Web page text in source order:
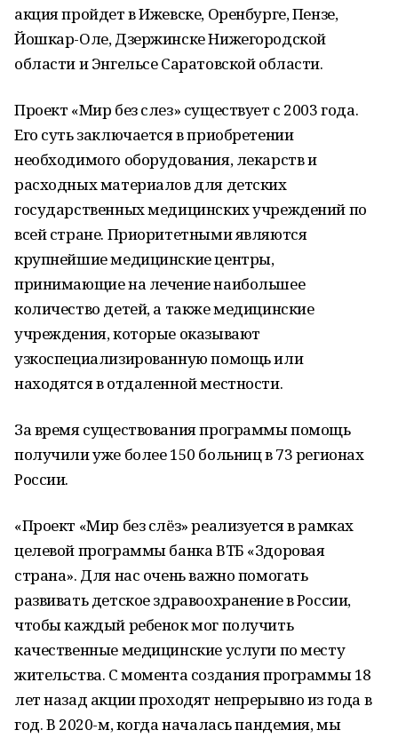
акция пройдет в Ижевске, Оренбурге, Пензе,
Йошкар-Оле, Дзержинске Нижегородской
области и Энгельсе Саратовской области.
Проект «Мир без слез» существует с 2003 года.
Его суть заключается в приобретении
необходимого оборудования, лекарств и
расходных материалов для детских
государственных медицинских учреждений по
всей стране. Приоритетными являются
крупнейшие медицинские центры,
принимающие на лечение наибольшее
количество детей, а также медицинские
учреждения, которые оказывают
узкоспециализированную помощь или
находятся в отдаленной местности.
За время существования программы помощь
получили уже более 150 больниц в 73 регионах
России.
«Проект «Мир без слёз» реализуется в рамках
целевой программы банка ВТБ «Здоровая
страна». Для нас очень важно помогать
развивать детское здравоохранение в России,
чтобы каждый ребенок мог получить
качественные медицинские услуги по месту
жительства. С момента создания программы 18
лет назад акции проходят непрерывно из года в
год. В 2020-м, когда началась пандемия, мы